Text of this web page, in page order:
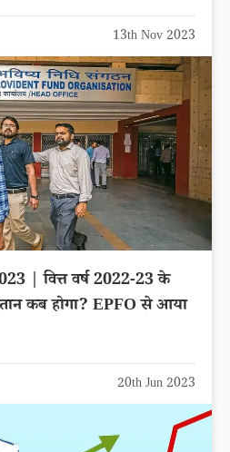
13th Nov 2023
| वित्त वर्ष 2022-23 के
कब होगा? EPFO से आया
20th Jun 2023